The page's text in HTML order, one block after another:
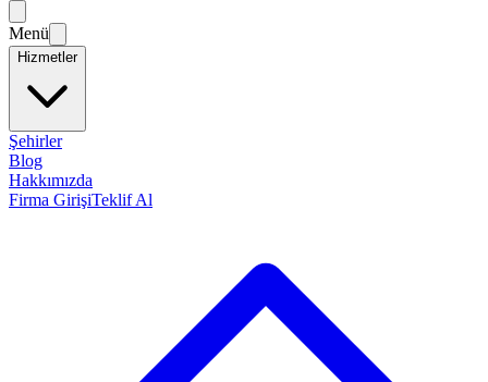
Menü
Hizmetler
Şehirler
Blog
Hakkımızda
Firma GirişiTeklif Al